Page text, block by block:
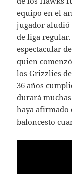
equipo en el
jugador aludió
de liga regular.
espectacular
quien
los Grizzlies
36 años
durará
haya afirmado
baloncesto